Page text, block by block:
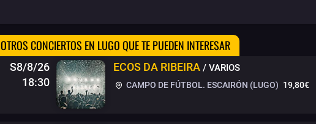
OTROS CONCIERTOS EN LUGO QUE TE PUEDEN INTERESAR
S8/8/26
18:30
ECOS DA RIBEIRA / VARIOS
CAMPO DE FÚTBOL. ESCAIRÓN (LUGO) 19,80€